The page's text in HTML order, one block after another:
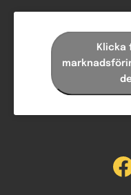
Klicka